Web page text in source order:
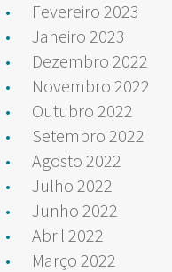
Fevereiro 2023
Janeiro 2023
Dezembro 2022
Novembro 2022
Outubro 2022
Setembro 2022
Agosto 2022
Julho 2022
Junho 2022
Abril 2022
Março 2022